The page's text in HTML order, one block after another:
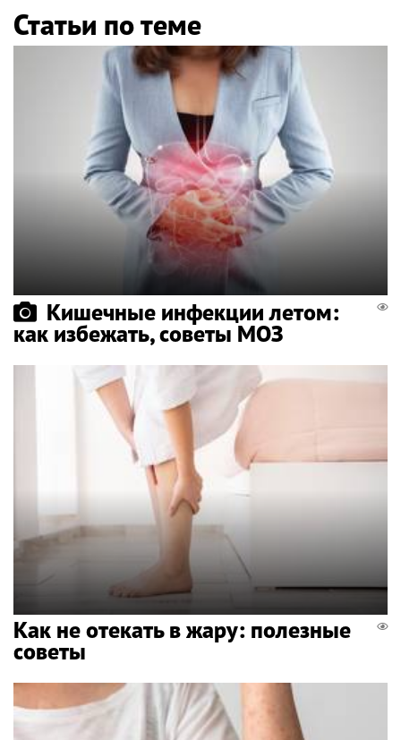
Статьи по теме
Кишечные инфекции летом:
как избежать, советы МОЗ
Как не отекать в жару: полезные
советы